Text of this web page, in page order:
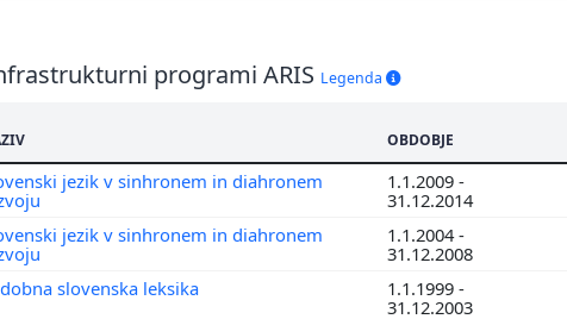
programi ARIS Legenda
OBDOBJE
jezik v sinhronem in diahronem
1.1.2009 -
31.12.2014
jezik v sinhronem in diahronem
1.1.2004 -
31.12.2008
slovenska leksika
1.1.1999 -
31.12.2003